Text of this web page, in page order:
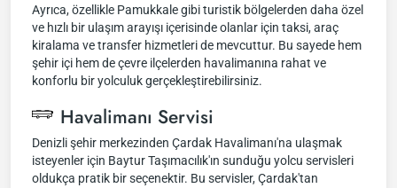
Ayrıca, özellikle Pamukkale gibi turistik bölgelerden daha özel
ve hızlı bir ulaşım arayışı içerisinde olanlar için taksi, araç
kiralama ve transfer hizmetleri de mevcuttur. Bu sayede hem
şehir içi hem de çevre ilçelerden havalimanına rahat ve
konforlu bir yolculuk gerçekleştirebilirsiniz.
Havalimanı Servisi
Denizli şehir merkezinden Çardak Havalimanı'na ulaşmak
isteyenler için Baytur Taşımacılık'ın sunduğu yolcu servisleri
oldukça pratik bir seçenektir. Bu servisler, Çardak'tan